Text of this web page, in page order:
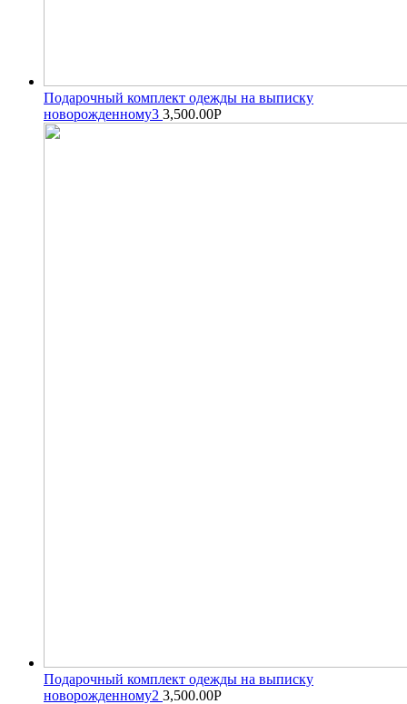
Подарочный комплект одежды на выписку
новорожденному3 3,500.00Р
Подарочный комплект одежды на выписку
новорожденному2 3,500.00Р